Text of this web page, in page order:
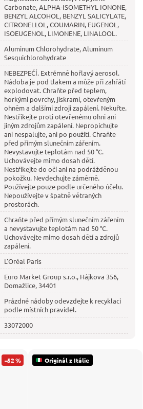
Carbonate, ALPHA-ISOMETHYL IONONE,
BENZYL ALCOHOL, BENZYL SALICYLATE,
CITRONELLOL, COUMARIN, EUGENOL,
ISOEUGENOL, LIMONENE, LINALOOL.
Aluminum Chlorohydrate, Aluminum
Sesquichlorohydrate
NEBEZPEČÍ. Extrémně hořlavý aerosol.
Nádoba je pod tlakem a může při zahřátí
explodovat. Chraňte před teplem,
horkými povrchy, jiskrami, otevřeným
ohněm a dalšími zdroji zapálení. Nekuřte.
Nestříkejte proti otevřenému ohni ani
jiným zdrojům zapálení. Nepropichujte
ani nespalujte, ani po použití. Chraňte
před přímým slunečním zářením.
Nevystavujte teplotám nad 50 °C.
Uchovávejte mimo dosah dětí.
Nestříkejte do očí ani na podrážděnou
pokožku. Nevdechujte záměrně.
Používejte pouze podle určeného účelu.
Nepoužívejte v špatně větraných
prostorách.
Chraňte před přímým slunečním zářením
a nevystavujte teplotám nad 50 °C.
Uchovávejte mimo dosah dětí a zdrojů
zapálení.
L'Oréal Paris
Euro Market Group s.r.o., Hájkova 356,
Domažlice, 34401
Prázdné nádoby odevzdejte k recyklaci
podle místních pravidel.
33072000
–52 % Originál z Itálie